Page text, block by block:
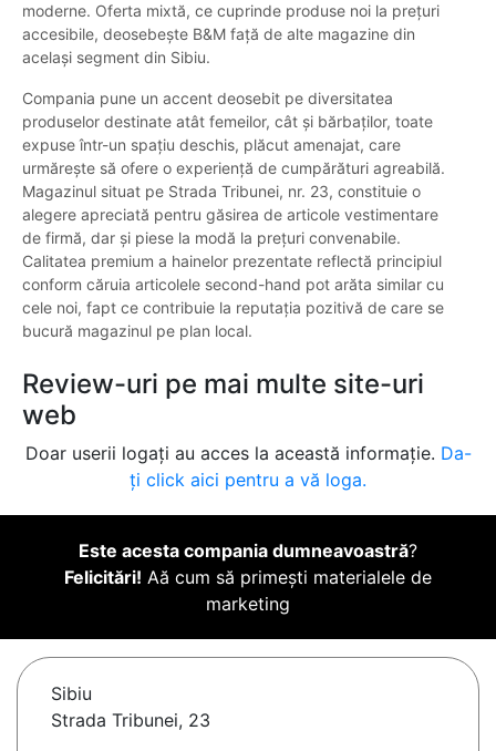
moderne. Oferta mixtă, ce cuprinde produse noi la prețuri
accesibile, deosebește B&M față de alte magazine din
același segment din Sibiu.
Compania pune un accent deosebit pe diversitatea
produselor destinate atât femeilor, cât și bărbaților, toate
expuse într-un spațiu deschis, plăcut amenajat, care
urmărește să ofere o experiență de cumpărături agreabilă.
Magazinul situat pe Strada Tribunei, nr. 23, constituie o
alegere apreciată pentru găsirea de articole vestimentare
de firmă, dar și piese la modă la prețuri convenabile.
Calitatea premium a hainelor prezentate reflectă principiul
conform căruia articolele second-hand pot arăta similar cu
cele noi, fapt ce contribuie la reputația pozitivă de care se
bucură magazinul pe plan local.
Review-uri pe mai multe site-uri
web
Doar userii logați au acces la această informație. Da-
ți click aici pentru a vă loga.
Este acesta compania dumneavoastră?
Felicitări! Aă cum să primești materialele de
marketing
Sibiu
Strada Tribunei, 23